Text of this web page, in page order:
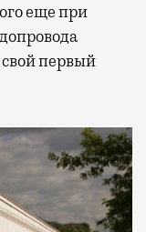
еще при
первый